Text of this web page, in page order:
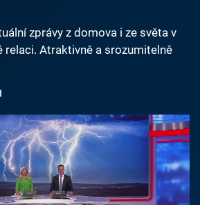
zprávy z domova i ze světa v
relaci. Atraktivně a srozumitelně